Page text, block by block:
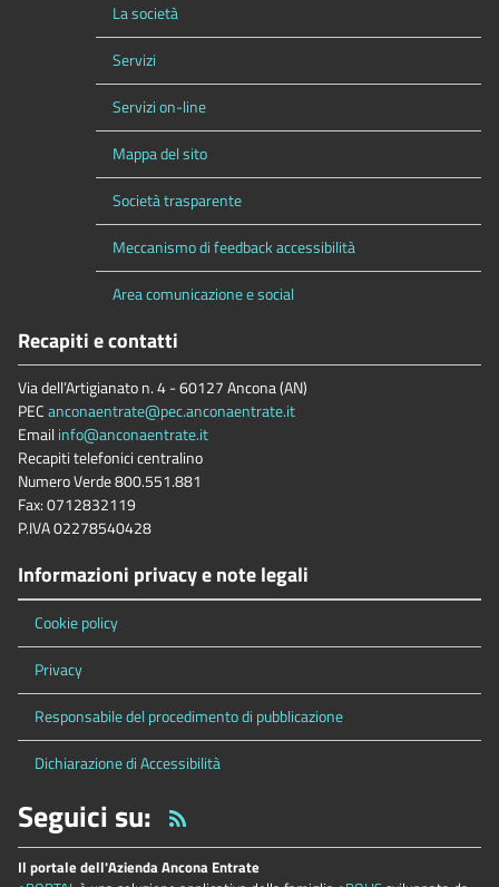
La società
Servizi
Servizi on-line
Mappa del sito
Società trasparente
Meccanismo di feedback accessibilità
Area comunicazione e social
Recapiti e contatti
Via dell’Artigianato n. 4 - 60127 Ancona (AN)
PECanconaentrate@pec.anconaentrate.it
Emailinfo@anconaentrate.it
Recapiti telefonici centralino
Numero Verde 800.551.881
Fax: 0712832119
P.IVA 02278540428
Informazioni privacy e note legali
Cookie policy
Privacy
Responsabile del procedimento di pubblicazione
Dichiarazione di Accessibilità
Seguici su:
Il portale dell'Azienda Ancona Entrate